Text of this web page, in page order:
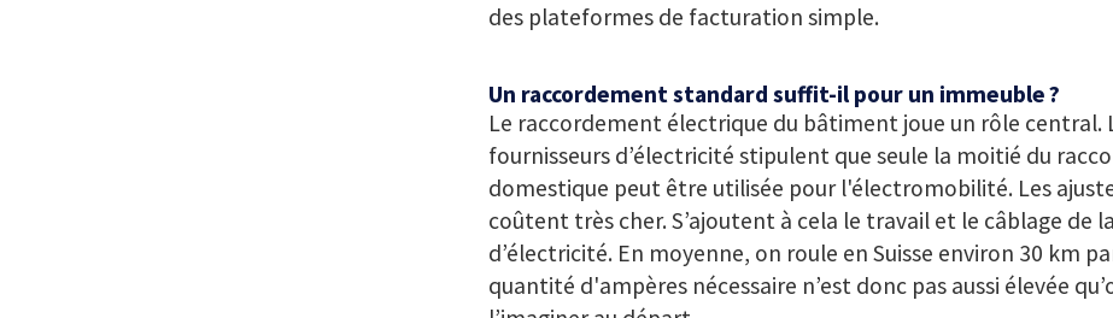
des plateformes de facturation simple.
Un raccordement standard suffit-il pour un immeuble ?
Le raccordement électrique du bâtiment joue un rôle central.
fournisseurs d’électricité stipulent que seule la moitié du
domestique peut être utilisée pour l'électromobilité. Les
coûtent très cher. S’ajoutent à cela le travail et le câblage de
d’électricité. En moyenne, on roule en Suisse environ 30 km
quantité d'ampères nécessaire n’est donc pas aussi élevée